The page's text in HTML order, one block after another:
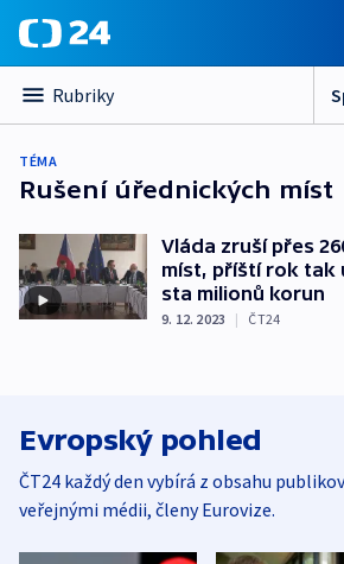
Rubriky
TÉMA
Rušení úřednických míst
Vláda zruší přes
míst, příští rok tak
sta milionů korun
9. 12. 2023 | ČT24
Evropský pohled
ČT24 každý den vybírá z obsahu
veřejnými médii, členy Eurovize.